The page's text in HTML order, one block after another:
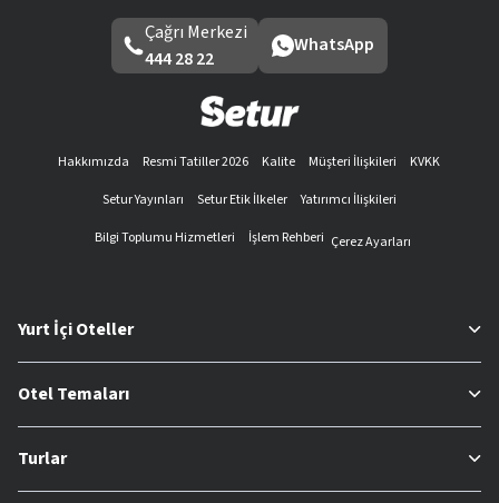
Çağrı Merkezi
444 28 22
WhatsApp
Hakkımızda Resmi Tatiller 2026 Kalite Müşteri İlişkileri
KVKK
Setur Yayınları
Setur Etik İlkeler
Yatırımcı İlişkileri
Bilgi Toplumu Hizmetleri
İşlem Rehberi Çerez Ayarları
Yurt İçi Oteller
Otel Temaları
Turlar